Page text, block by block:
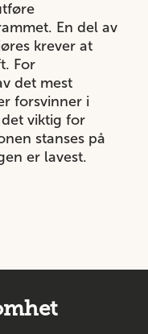
En del av
krever at
For
det mest
forsvinner i
viktig for
stanses på
er lavest.